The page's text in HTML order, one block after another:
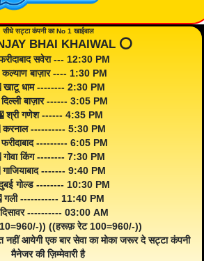
सीधे सट्टा कंपनी का No 1 खाईवाल
BHAI KHAIWAL ⭕️
सवेरा --- 12:30 PM
कल्याण बाज़ार ---- 1:30 PM
खाटू धाम -------- 2:30 PM
बाज़ार ------ 3:05 PM
श्री गणेश ------ 4:35 PM
करनाल ---------- 5:30 PM
--------- 6:05 PM
गोवा किंग -------- 7:30 PM
गाजियाबाद ------- 9:40 PM
गोल्ड -------- 10:30 PM
गली ----------- 11:40 PM
---------- 03:00 AM
10=960/-)) ((हरूफ़ रेट 100=960/-))
आयेगी एक बार सेवा का मोका जरूर दे सट्टा कंपनी
मैनेजर की ज़िम्मेवारी है